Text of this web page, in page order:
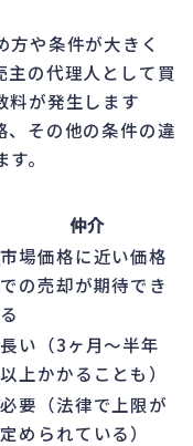
方や条件が大きく
主の代理人として買
料が発生します
、その他の条件の違
。
仲介
市場価格に近い価格
での売却が期待でき
る
長い（3ヶ月〜半年
以上かかることも）
必要（法律で上限が
定められている）